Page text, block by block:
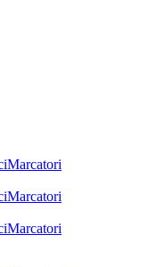
Marcatori
Marcatori
Marcatori